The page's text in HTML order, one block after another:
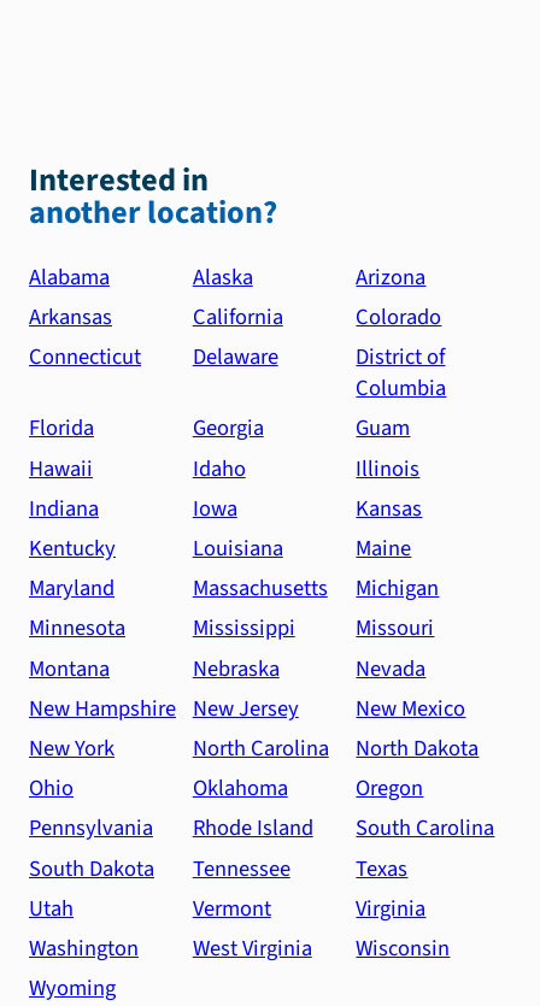
Interested in
another location?
Alabama Alaska
Arizona
Arkansas
California
Colorado
Connecticut
Delaware
District of
Columbia
Florida
Georgia
Guam
Hawaii
Idaho
Illinois
Indiana
Iowa
Kansas
Kentucky
Louisiana
Maine
Maryland
Massachusetts
Michigan
Minnesota
Mississippi
Missouri
Montana
Nebraska
Nevada
New Hampshire New Jersey
New Mexico
New York
North Carolina
North Dakota
Ohio
Oklahoma
Oregon
Pennsylvania
Rhode Island
South Carolina
South Dakota
Tennessee
Texas
Utah
Vermont
Virginia
Washington
West Virginia
Wisconsin
Wyoming